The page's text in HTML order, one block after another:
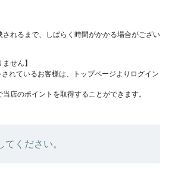
れるまで、しばらく時間がかかる場合がござい
せん】
れているお客様は、トップページよりログイン
店のポイントを取得することができます。
てください。